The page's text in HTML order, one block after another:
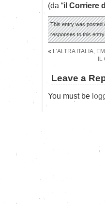
(da “il Corriere
This entry was posted
responses to this
« L’ALTRA ITALIA,
Leave a
You must be